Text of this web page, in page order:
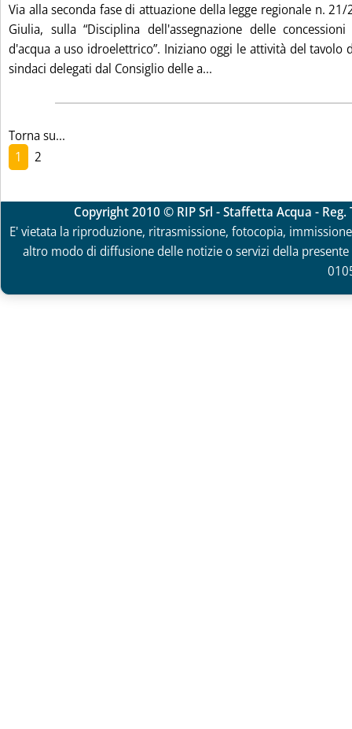
Via alla seconda fase di attuazione della legge regionale n.
Giulia, sulla “Disciplina dell'assegnazione delle
d'acqua a uso idroelettrico”. Iniziano oggi le attività del tavolo
sindaci delegati dal Consiglio delle a...
Torna su...
1
2
Copyright 2010 © RIP Srl - Staffetta Acqua -
E' vietata la riproduzione, ritrasmissione, fotocopia,
altro modo di diffusione delle notizie o servizi della